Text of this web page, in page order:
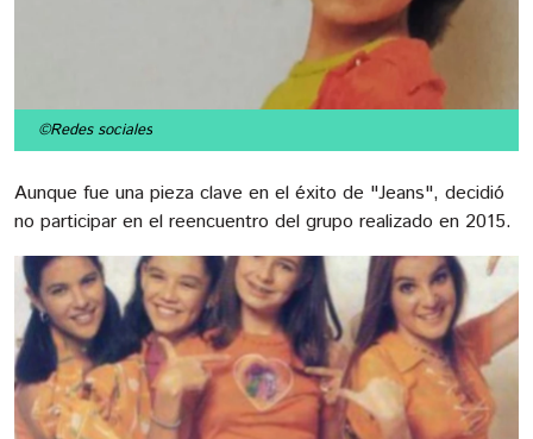
©Redes sociales
Aunque fue una pieza clave en el éxito de "Jeans", decidió
no participar en el reencuentro del grupo realizado en 2015.